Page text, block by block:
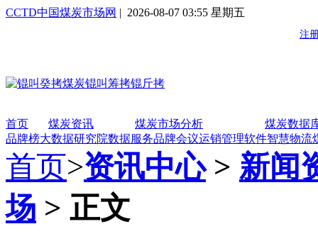
CCTD中国煤炭市场网 | 2026-08-07 03:55 星期五
首页 煤炭资讯 煤炭市场分析
煤炭数据
品牌榜大数据研究院数据服务品牌会议运销管理软件智慧物流
首页>资讯中心> 新闻
场 > 正文